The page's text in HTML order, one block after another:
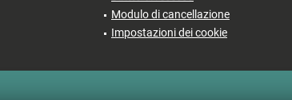
Modulo di cancellazione
Impostazioni dei cookie